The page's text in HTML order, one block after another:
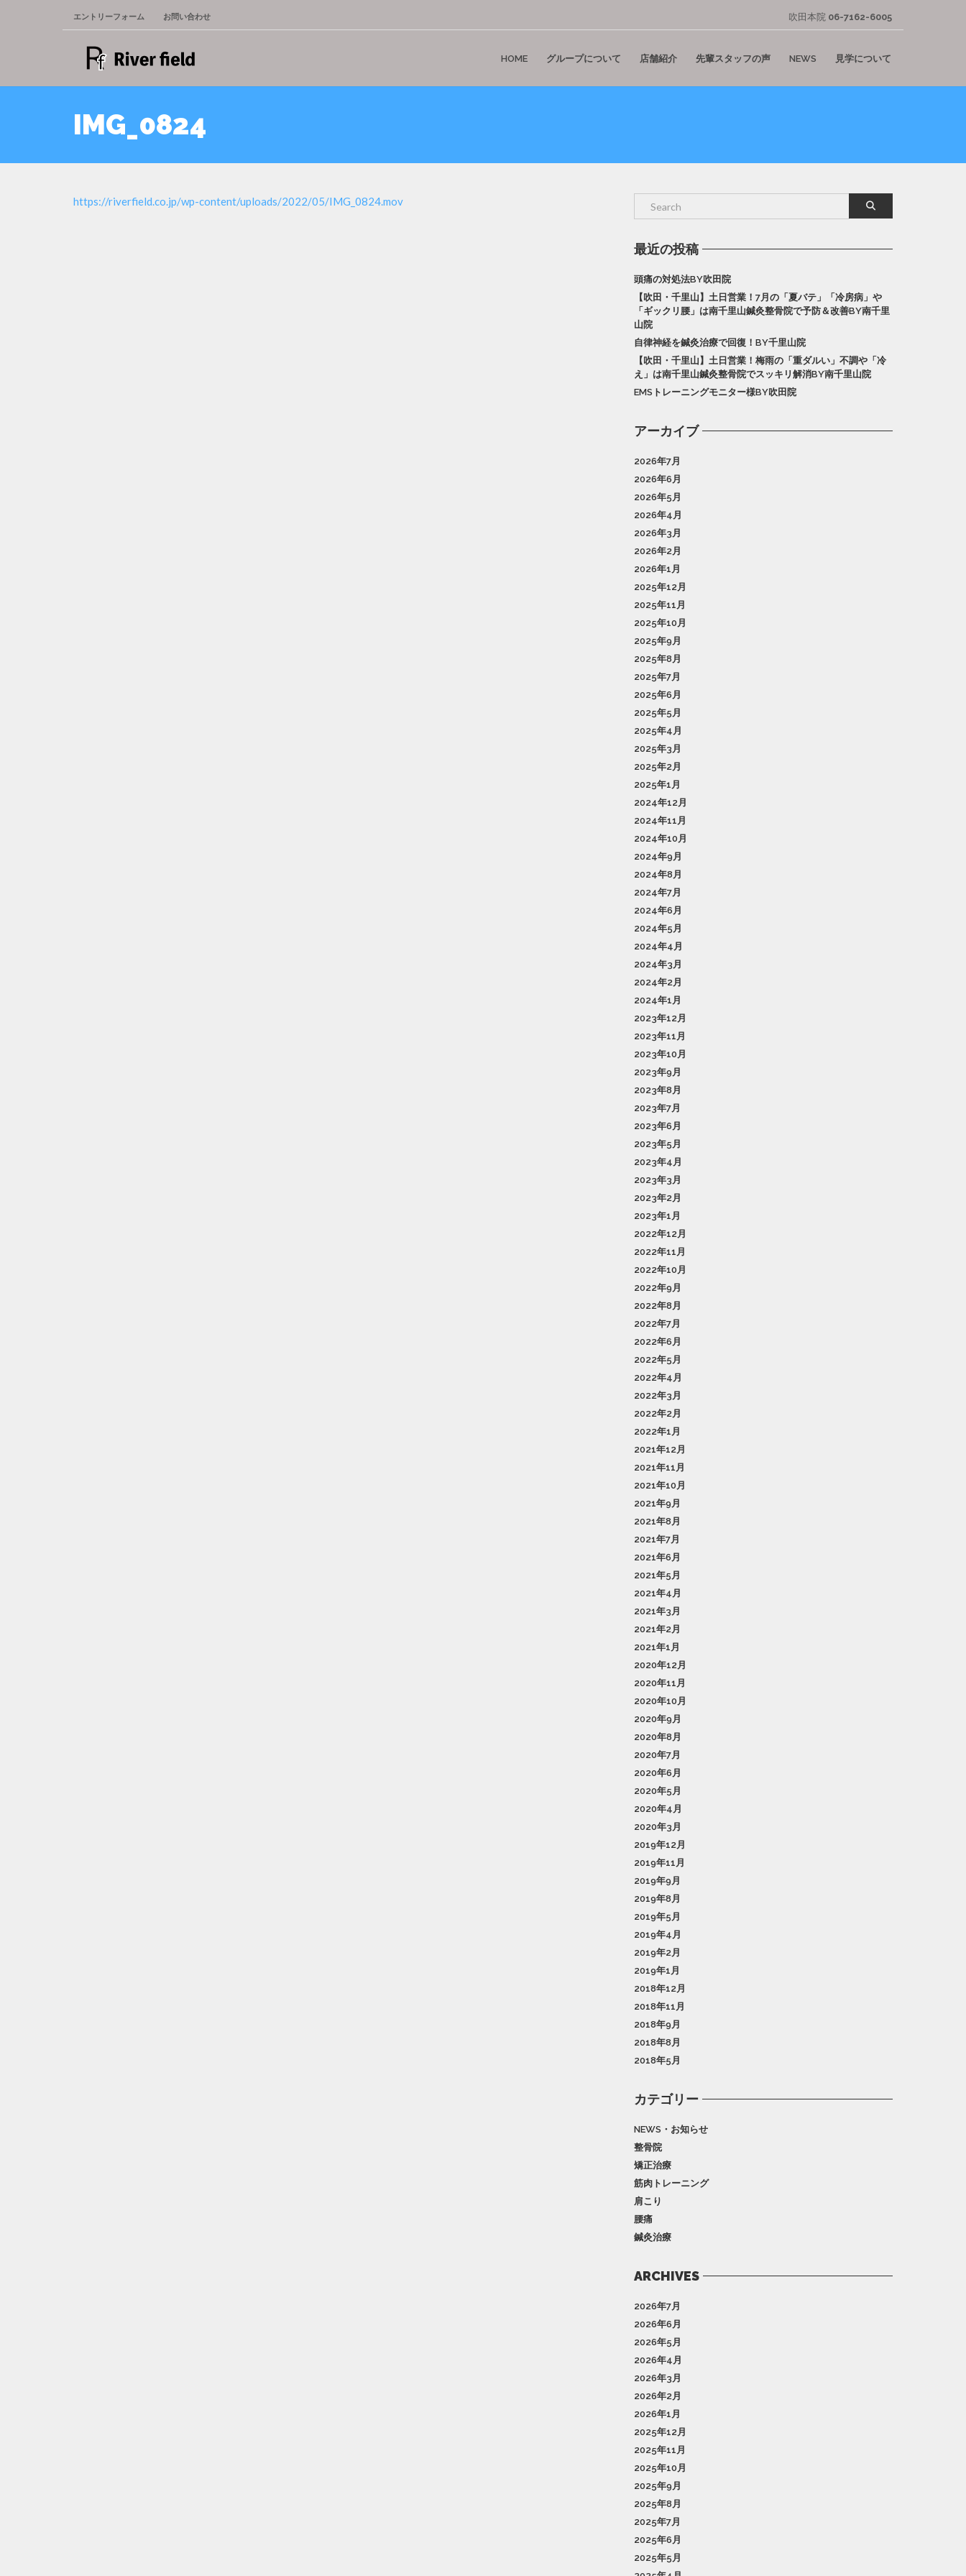
エントリーフォーム お問い合わせ 吹田本院 06-7162-6005
HOME グループについて 店舗紹介 先輩スタッフの声 NEWS 見学について
IMG_0824
https://riverfield.co.jp/wp-content/uploads/2022/05/IMG_0824.mov
最近の投稿
頭痛の対処法BY吹田院
【吹田・千里山】土日営業！7月の「夏バテ」「冷房病」や
「ギックリ腰」は南千里山鍼灸整骨院で予防＆改善BY南千里
山院
自律神経を鍼灸治療で回復！BY千里山院
【吹田・千里山】土日営業！梅雨の「重ダルい」不調や「冷
え」は南千里山鍼灸整骨院でスッキリ解消BY南千里山院
EMSトレーニングモニター様BY吹田院
アーカイブ
2026年7月
2026年6月
2026年5月
2026年4月
2026年3月
2026年2月
2026年1月
2025年12月
2025年11月
2025年10月
2025年9月
2025年8月
2025年7月
2025年6月
2025年5月
2025年4月
2025年3月
2025年2月
2025年1月
2024年12月
2024年11月
2024年10月
2024年9月
2024年8月
2024年7月
2024年6月
2024年5月
2024年4月
2024年3月
2024年2月
2024年1月
2023年12月
2023年11月
2023年10月
2023年9月
2023年8月
2023年7月
2023年6月
2023年5月
2023年4月
2023年3月
2023年2月
2023年1月
2022年12月
2022年11月
2022年10月
2022年9月
2022年8月
2022年7月
2022年6月
2022年5月
2022年4月
2022年3月
2022年2月
2022年1月
2021年12月
2021年11月
2021年10月
2021年9月
2021年8月
2021年7月
2021年6月
2021年5月
2021年4月
2021年3月
2021年2月
2021年1月
2020年12月
2020年11月
2020年10月
2020年9月
2020年8月
2020年7月
2020年6月
2020年5月
2020年4月
2020年3月
2019年12月
2019年11月
2019年9月
2019年8月
2019年5月
2019年4月
2019年2月
2019年1月
2018年12月
2018年11月
2018年9月
2018年8月
2018年5月
カテゴリー
NEWS・お知らせ
整骨院
矯正治療
筋肉トレーニング
肩こり
腰痛
鍼灸治療
ARCHIVES
2026年7月
2026年6月
2026年5月
2026年4月
2026年3月
2026年2月
2026年1月
2025年12月
2025年11月
2025年10月
2025年9月
2025年8月
2025年7月
2025年6月
2025年5月